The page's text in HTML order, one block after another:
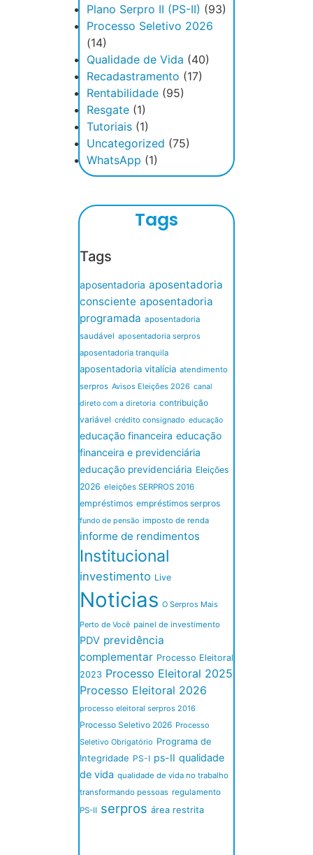
Plano Serpro II (PS-II) (93)
Processo Seletivo 2026
(14)
Qualidade de Vida (40)
Recadastramento (17)
Rentabilidade (95)
Resgate (1)
Tutoriais (1)
Uncategorized (75)
WhatsApp (1)
Tags
Tags
aposentadoria aposentadoria
consciente aposentadoria
programada aposentadoria
saudável aposentadoria serpros
aposentadoria tranquila
aposentadoria vitalícia atendimento
serpros Avisos Eleições 2026 canal
direto com a diretoria contribuição
variável crédito consignado educação
educação financeira educação
financeira e previdenciária
educação previdenciária Eleições
2026 eleições SERPROS 2016
empréstimos empréstimos serpros
fundo de pensão imposto de renda
informe de rendimentos
Institucional
investimento Live
Noticias O Serpros Mais
Perto de Você painel de investimento
PDV previdência
complementar Processo Eleitoral
2023 Processo Eleitoral 2025
Processo Eleitoral 2026
processo eleitoral serpros 2016
Processo Seletivo 2026 Processo
Seletivo Obrigatório Programa de
Integridade PS-I ps-II qualidade
de vida qualidade de vida no trabalho
transformando pessoas regulamento
PS-II serpros área restrita